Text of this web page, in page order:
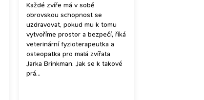
Každé zvíře má v sobě
obrovskou schopnost se
uzdravovat, pokud mu k tomu
vytvoříme prostor a bezpečí, říká
veterinární fyzioterapeutka a
osteopatka pro malá zvířata
Jarka Brinkman. Jak se k takové
prá...